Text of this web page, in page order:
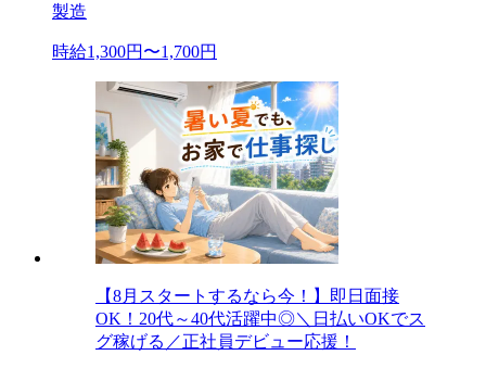
製造
時給1,300円〜1,700円
【8月スタートするなら今！】即日面接
OK！20代～40代活躍中◎＼日払いOKでス
グ稼げる／正社員デビュー応援！